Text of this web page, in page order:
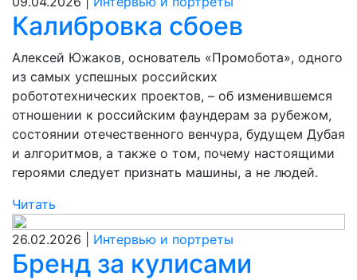
Калибровка сбоев
Алексей Южаков, основатель «Промобота», одного
из самых успешных российских
робототехнических проектов, – об изменившемся
отношении к российским фаундерам за рубежом,
состоянии отечественного венчура, будущем Дубая
и алгоритмов, а также о том, почему настоящими
героями следует признать машины, а не людей.
Читать
26.02.2026 | Интервью и портреты
Бренд за кулисами